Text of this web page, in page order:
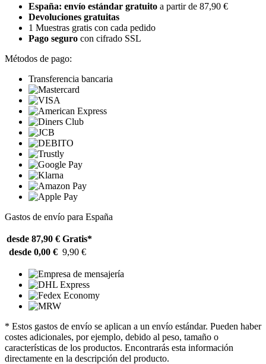
España: envío estándar gratuito a partir de 87,90 €
Devoluciones gratuitas
1 Muestras gratis con cada pedido
Pago seguro con cifrado SSL
Métodos de pago:
Transferencia bancaria
Gastos de envío para España
desde 87,90 € Gratis*
desde 0,00 € 9,90 €
* Estos gastos de envío se aplican a un envío estándar. Pueden haber
costes adicionales, por ejemplo, debido al peso, tamaño o
características de los productos. Encontrarás esta información
directamente en la descripción del producto.